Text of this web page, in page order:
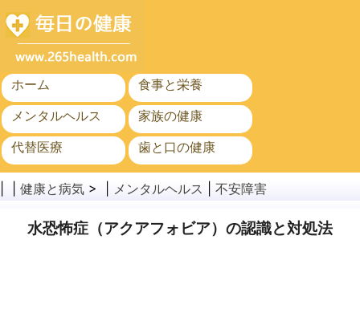
ホーム
食事と栄養
メンタルヘルス
家族の健康
代替医療
歯と口の健康
がん
健康と病気 > | メンタルヘルス 不安障害
水恐怖症（アクアフォビア）の認識と対処法